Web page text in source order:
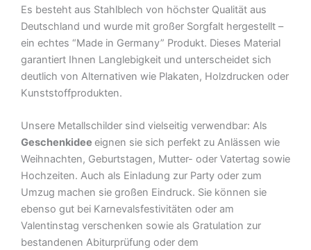
Es besteht aus Stahlblech von höchster Qualität aus
Deutschland und wurde mit großer Sorgfalt hergestellt –
ein echtes “Made in Germany” Produkt. Dieses Material
garantiert Ihnen Langlebigkeit und unterscheidet sich
deutlich von Alternativen wie Plakaten, Holzdrucken oder
Kunststoffprodukten.
Unsere Metallschilder sind vielseitig verwendbar: Als
Geschenkidee eignen sie sich perfekt zu Anlässen wie
Weihnachten, Geburtstagen, Mutter- oder Vatertag sowie
Hochzeiten. Auch als Einladung zur Party oder zum
Umzug machen sie großen Eindruck. Sie können sie
ebenso gut bei Karnevalsfestivitäten oder am
Valentinstag verschenken sowie als Gratulation zur
bestandenen Abiturprüfung oder dem